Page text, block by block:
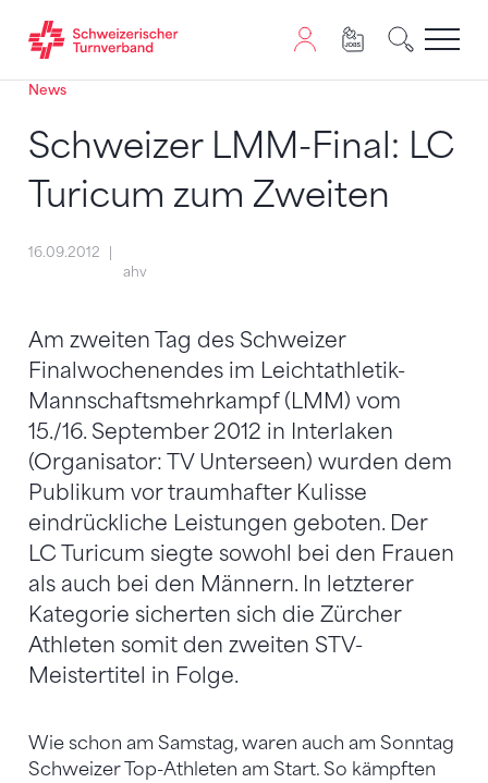
Zum Inhalt springen
Zur Sitemap navigieren
Zum Navigieren dieser Seite wird JavaScript benötigt.
News
Schweizer LMM-Final: LC
Turicum zum Zweiten
16.09.2012
ahv
Am zweiten Tag des Schweizer
Finalwochenendes im Leichtathletik-
Mannschaftsmehrkampf (LMM) vom
15./16. September 2012 in Interlaken
(Organisator: TV Unterseen) wurden dem
Publikum vor traumhafter Kulisse
eindrückliche Leistungen geboten. Der
LC Turicum siegte sowohl bei den Frauen
als auch bei den Männern. In letzterer
Kategorie sicherten sich die Zürcher
Athleten somit den zweiten STV-
Meistertitel in Folge.
Wie schon am Samstag, waren auch am Sonntag
Schweizer Top-Athleten am Start. So kämpften